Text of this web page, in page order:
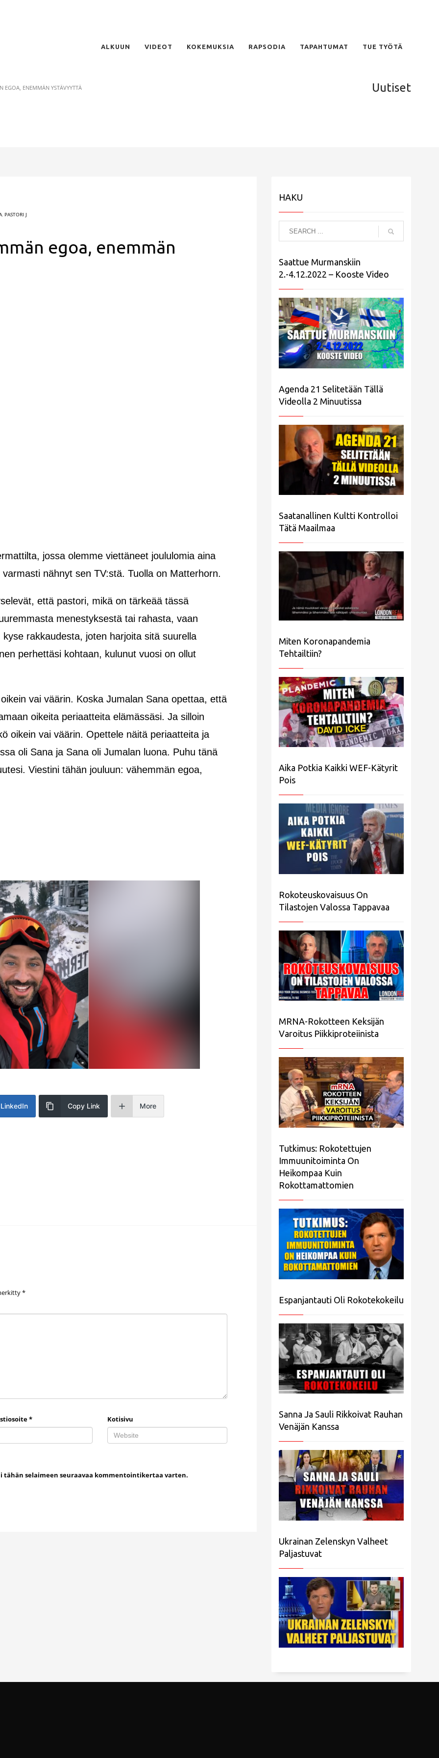
ALKUUN VIDEOT KOKEMUKSIA RAPSODIA TAPAHTUMAT TUE TYÖTÄ
EGOA, ENEMMÄN YSTÄVYYTTÄ Uutiset
, PASTORI J
egoa, enemmän
jossa olemme viettäneet joululomia aina
nähnyt sen TV:stä. Tuolla on Matterhorn.
että pastori, mikä on tärkeää tässä
menestyksestä tai rahasta, vaan
rakkaudesta, joten harjoita sitä suurella
perhettäsi kohtaan, kulunut vuosi on ollut
vai väärin. Koska Jumalan Sana opettaa, että
oikeita periaatteita elämässäsi. Ja silloin
oikein vai väärin. Opettele näitä periaatteita ja
oli Sana ja Sana oli Jumalan luona. Puhu tänä
Viestini tähän jouluun: vähemmän egoa,
LinkedIn Copy Link More
*
* Kotisivu
selaimeen seuraavaa kommentointikertaa varten.
HAKU
Saattue Murmanskiin
2.-4.12.2022 – Kooste Video
Agenda 21 Selitetään Tällä
Videolla 2 Minuutissa
Saatanallinen Kultti Kontrolloi
Tätä Maailmaa
Miten Koronapandemia
Tehtailtiin?
Aika Potkia Kaikki WEF-Kätyrit
Pois
Rokoteuskovaisuus On
Tilastojen Valossa Tappavaa
MRNA-Rokotteen Keksijän
Varoitus Piikkiproteiinista
Tutkimus: Rokotettujen
Immuunitoiminta On
Heikompaa Kuin
Rokottamattomien
Espanjantauti Oli Rokotekokeilu
Sanna Ja Sauli Rikkoivat Rauhan
Venäjän Kanssa
Ukrainan Zelenskyn Valheet
Paljastuvat